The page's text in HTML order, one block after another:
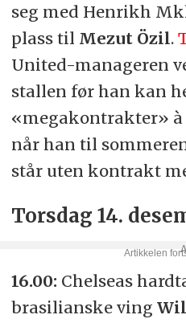
seg med Henrikh
plass til Mezut Özil.
United-manageren
stallen før han kan
«megakontrakter»
når han til
står uten kontrakt
Torsdag 14.
16.00: Chelseas
brasilianske ving